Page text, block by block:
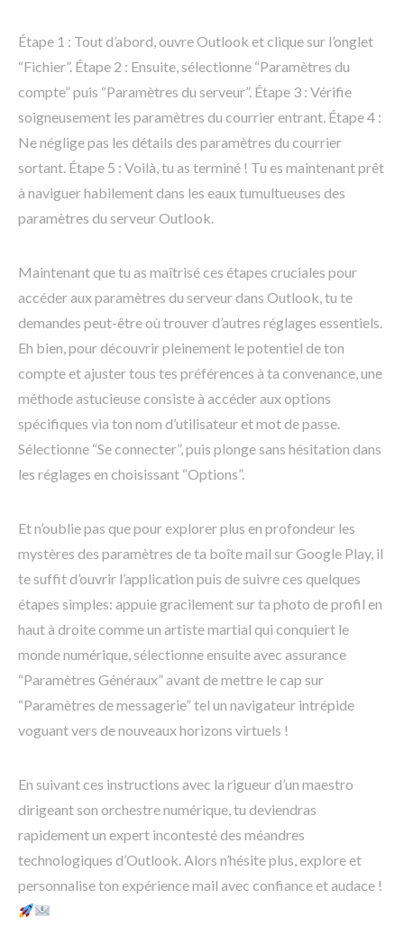
Étape 1 : Tout d’abord, ouvre Outlook et clique sur l’onglet
“Fichier”. Étape 2 : Ensuite, sélectionne “Paramètres du
compte” puis “Paramètres du serveur”. Étape 3 : Vérifie
soigneusement les paramètres du courrier entrant. Étape 4 :
Ne néglige pas les détails des paramètres du courrier
sortant. Étape 5 : Voilà, tu as terminé ! Tu es maintenant prêt
à naviguer habilement dans les eaux tumultueuses des
paramètres du serveur Outlook.
Maintenant que tu as maîtrisé ces étapes cruciales pour
accéder aux paramètres du serveur dans Outlook, tu te
demandes peut-être où trouver d’autres réglages essentiels.
Eh bien, pour découvrir pleinement le potentiel de ton
compte et ajuster tous tes préférences à ta convenance, une
méthode astucieuse consiste à accéder aux options
spécifiques via ton nom d’utilisateur et mot de passe.
Sélectionne “Se connecter”, puis plonge sans hésitation dans
les réglages en choisissant “Options”.
Et n’oublie pas que pour explorer plus en profondeur les
mystères des paramètres de ta boîte mail sur Google Play, il
te suffit d’ouvrir l’application puis de suivre ces quelques
étapes simples: appuie gracilement sur ta photo de profil en
haut à droite comme un artiste martial qui conquiert le
monde numérique, sélectionne ensuite avec assurance
“Paramètres Généraux” avant de mettre le cap sur
“Paramètres de messagerie” tel un navigateur intrépide
voguant vers de nouveaux horizons virtuels !
En suivant ces instructions avec la rigueur d’un maestro
dirigeant son orchestre numérique, tu deviendras
rapidement un expert incontesté des méandres
technologiques d’Outlook. Alors n’hésite plus, explore et
personnalise ton expérience mail avec confiance et audace !